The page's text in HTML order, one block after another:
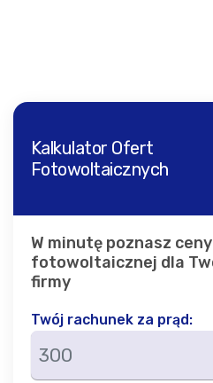
Kalkulator Ofert
Fotowoltaicznych
W minutę poznasz
fotowoltaicznej dla
firmy
Twój rachunek za prąd: